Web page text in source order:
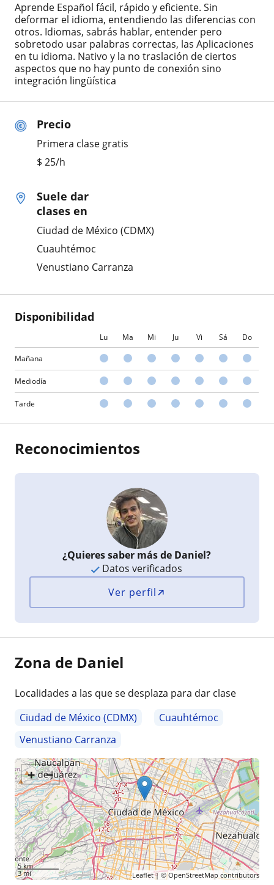
Precio
Primera clase gratis
$ 25/h
Suele dar
clases en
Ciudad de México (CDMX)
Cuauhtémoc
Venustiano Carranza
Disponibilidad
Lu Ma Mi Ju Vi Sá Do
Mañana
Mediodía
Tarde
Aprende Español fácil, rápido y eficiente. Sin
deformar el idioma, entendiendo las diferencias con
otros. Idiomas, sabrás hablar, entender pero
sobretodo usar palabras correctas, las Aplicaciones
en tu idioma. Nativo y la no traslación de ciertos
aspectos que no hay punto de conexión sino
integración lingüística
Reconocimientos
¿Quieres saber más de Daniel?
Datos verificados
Ver perfil
Zona de Daniel
Localidades a las que se desplaza para dar clase
Ciudad de México (CDMX)
Cuauhtémoc
Venustiano Carranza
+ −
5 km
3 mi
Leaflet| ©OpenStreetMap contributors